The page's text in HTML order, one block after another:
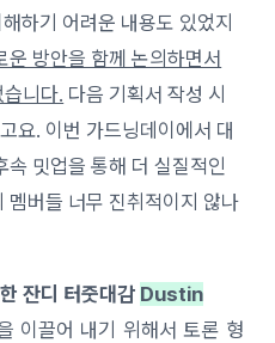
하기 어려운 내용도 있었지
운 방안을 함께 논의하면서
니다. 다음 기획서 작성 시
요. 이번 가드닝데이에서 대
밋업을 통해 더 실질적인
멤버들 너무 진취적이지 않나
잔디 터줏대감 Dustin
이끌어 내기 위해서 토론 형